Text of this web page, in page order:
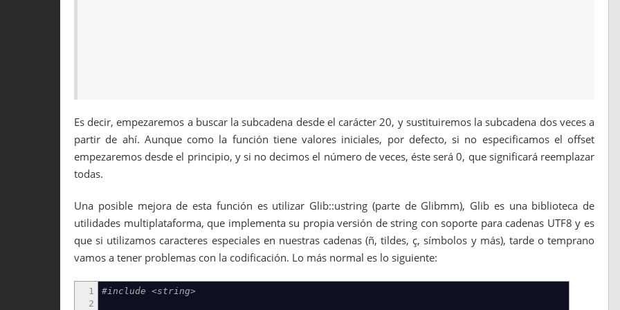
Es decir, empezaremos a buscar la subcadena desde el carácter 20, y sustituiremos la subcadena dos veces a
partir de ahí. Aunque como la función tiene valores iniciales, por defecto, si no especificamos el offset
empezaremos desde el principio, y si no decimos el número de veces, éste será 0, que significará reemplazar
todas.
Una posible mejora de esta función es utilizar Glib::ustring (parte de Glibmm), Glib es una biblioteca de
utilidades multiplataforma, que implementa su propia versión de string con soporte para cadenas UTF8 y es
que si utilizamos caracteres especiales en nuestras cadenas (ñ, tildes, ç, símbolos y más), tarde o temprano
vamos a tener problemas con la codificación. Lo más normal es lo siguiente:
1
2
#include <string>